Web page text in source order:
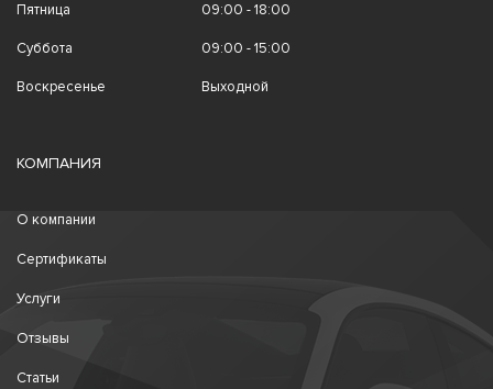
Пятница 09:00 - 18:00
Суббота 09:00 - 15:00
Воскресенье Выходной
КОМПАНИЯ
О компании
Сертификаты
Услуги
Отзывы
Статьи